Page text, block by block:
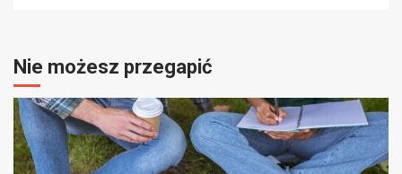
Nie możesz przegapić